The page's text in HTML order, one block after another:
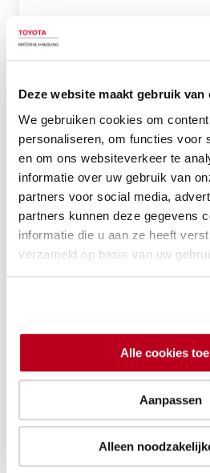
Deze website maakt gebruik van
We gebruiken cookies om
personaliseren, om functies voor
en om ons websiteverkeer te
informatie over uw gebruik van
partners voor social media,
partners kunnen deze gegevens
informatie die u aan ze heeft
verzameld op basis van uw
Alle cookies
Aanpassen
Alleen
16 oktober 2025
Hoe
maintenance
stilstand
in
magazijnen
voorkomt
Efficiënt werken
Hoe predictive
in magazijnen